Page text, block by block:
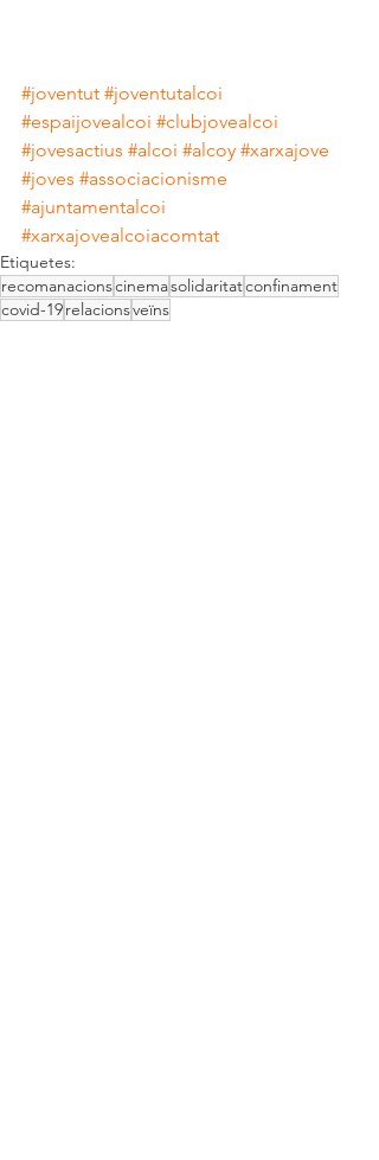
#joventut #joventutalcoi
#espaijovealcoi #clubjovealcoi
#jovesactius #alcoi #alcoy #xarxajove
#joves #associacionisme
#ajuntamentalcoi
#xarxajovealcoiacomtat
Etiquetes:
recomanacionscinemasolidaritatconfinament
covid-19relacionsveïns